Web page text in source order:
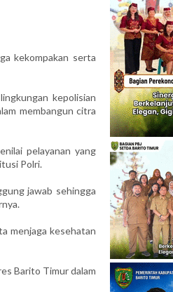
kekompakan serta
kepolisian
membangun citra
pelayanan yang
Polri.
jawab sehingga
menjaga kesehatan
Barito Timur dalam